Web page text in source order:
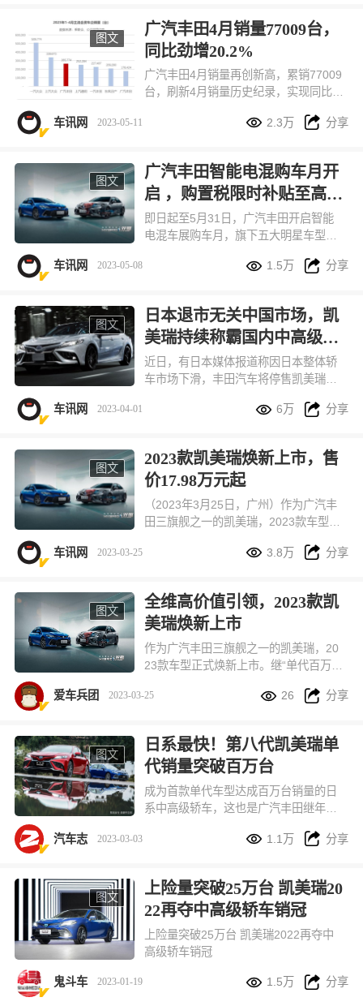
图文
广汽丰田4月销量77009台，
同比劲增20.2%
广汽丰田4月销量再创新高，累销77009
台，刷新4月销量历史纪录，实现同比劲
长态势，1-4月累计销量265774台，稳
局。
车讯网 2023-05-11  2.3万  分享
图文
广汽丰田智能电混购车月开
启 ，购置税限时补贴至高1
万
即日起至5月31日，广汽丰田开启智能
电混车展购车月，旗下五大明星车型购
多重金融政策。在坚持价值至上的基础
化，以满格诚意回应用户需求。
车讯网 2023-05-08  1.5万  分享
图文
日本退市无关中国市场，凯
美瑞持续称霸国内中高级轿
车市场
近日，有日本媒体报道称因日本整体轿
车市场下滑，丰田汽车将停售凯美瑞。
退市并不会带来多大影响，凯美瑞仍将
车讯网 2023-04-01  6万  分享
图文
2023款凯美瑞焕新上市，售
价17.98万元起
（2023年3月25日，广州）作为广汽丰
田三旗舰之一的凯美瑞，2023款车型正
4个配置级别。售价18.98万元起。
车讯网 2023-03-25  3.8万  分享
图文
全维高价值引领，2023款凯
美瑞焕新上市
作为广汽丰田三旗舰之一的凯美瑞，20
23款车型正式焕新上市。继“单代百万台
级轿车No.1”等耀眼成绩达成后，凯美瑞
力。
爱车兵团 2023-03-25  26  分享
图文
日系最快！第八代凯美瑞单
代销量突破百万台
成为首款单代车型达成百万台销量的日
系中高级轿车，这也是广汽丰田继年产
汽车志
2023-03-03  1.1万  分享
图文
上险量突破25万台 凯美瑞20
22再夺中高级轿车销冠
上险量突破25万台 凯美瑞2022再夺中
高级轿车销冠
鬼斗车 2023-01-19  1.5万  分享